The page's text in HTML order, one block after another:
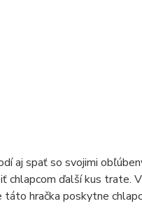
aj spať so svojimi
chlapcom ďalší kus trate.
hračka poskytne